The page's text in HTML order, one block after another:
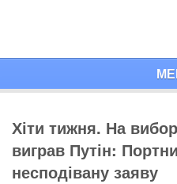
Хіти тижня. На
виграв Путін:
несподівану заяву